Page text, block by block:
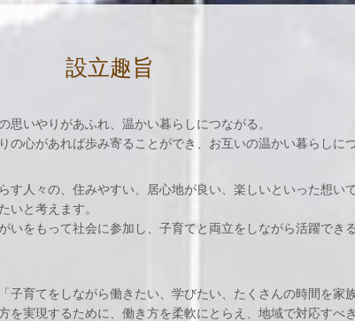
設立趣旨
思いやりがあふれ、温かい暮らしにつながる。
の心があれば歩み寄ることができ、お互いの温かい暮らしにつ
す人々の、住みやすい、居心地が良い、楽しいといった想い
いと考えます。
いをもって社会に参加し、子育てと両立をしながら活躍でき
子育てをしながら働きたい、学びたい、たくさんの時間を家
を実現するために、働き方を柔軟にとらえ、地域で対応すべ